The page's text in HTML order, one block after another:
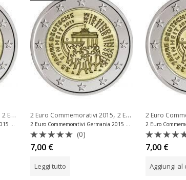
2 Euro Commemorativi Germania
2 Euro Commemorativi Germania 2015 Riunificazione Zecca A
2 Euro Commemorativi 2015, 2 Euro Commemorativi Germania
2 Euro Commemorativi Germania 2015 Riunificazione Zecca D
Valutato
0
5
(0)
7,00 €
Leggi tutto
2 Euro
Valutato
0
5
7,00 €
Aggiungi al